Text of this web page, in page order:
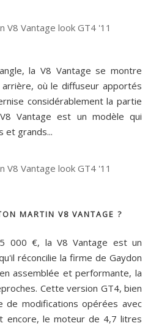
la V8 Vantage se montre
où le diffuseur apportés
considérablement la partie
Vantage est un modèle qui
et grands...
MARTIN V8 VANTAGE ?
000 €, la V8 Vantage est un
réconcilie la firme de Gaydon
assemblée et performante, la
Cette version GT4, bien
de modifications opérées avec
encore, le moteur de 4,7 litres